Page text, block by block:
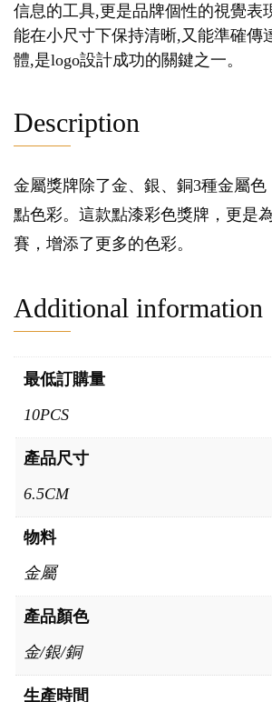
信息的工具,更是品牌個性的視覺表
能在小尺寸下保持清晰,又能準確傳
體,是logo設計成功的關鍵之一。
Description
金屬獎牌除了金、銀、銅3種金屬色
點色彩。這款點漆彩色獎牌，更是
賽，增添了更多的色彩。
Additional information
最低訂購量
10PCS
產品尺寸
6.5CM
物料
金屬
產品顏色
金/銀/銅
生產時間